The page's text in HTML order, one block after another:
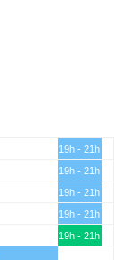
19h - 21h
19h - 21h
19h - 21h
19h - 21h
19h - 21h